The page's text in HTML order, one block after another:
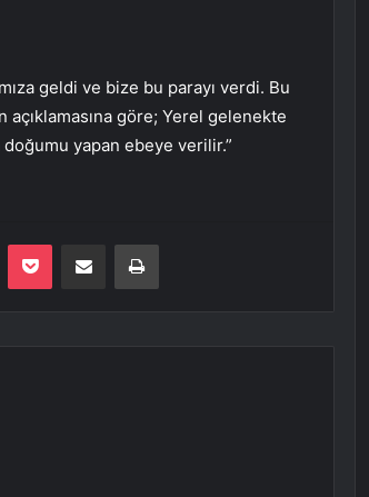
geldi ve bize bu parayı verdi. Bu
göre; Yerel gelenekte
yapan ebeye verilir.”
Pocket E-Posta ile paylaş Yazdır